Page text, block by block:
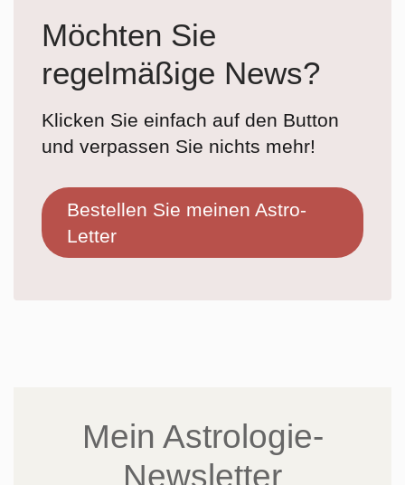
Möchten Sie
regelmäßige News?
Klicken Sie einfach auf den Button
und verpassen Sie nichts mehr!
Bestellen Sie meinen Astro-
Letter
Mein Astrologie-
Newsletter